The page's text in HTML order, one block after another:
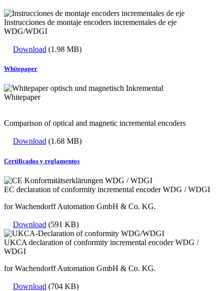
Instrucciones de montaje encoders incrementales de eje
WDG/WDGI
Download (1.98 MB)
Whitepaper
Whitepaper
Comparison of optical and magnetic incremental encoders
Download (1.68 MB)
Certificados y reglamentos
EC declaration of conformity incremental encoder WDG / WDGI
for Wachendorff Automation GmbH & Co. KG.
Download (591 KB)
UKCA declaration of conformity incremental encoder WDG /
WDGI
for Wachendorff Automation GmbH & Co. KG.
Download (704 KB)